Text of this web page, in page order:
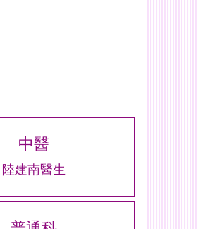
中醫
陸建南醫生